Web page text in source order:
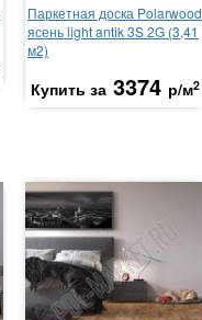
Паркетная доска Polarwood
ясень light antik 3S 2G (3,41
м2)
Купить за 3374 р/м2